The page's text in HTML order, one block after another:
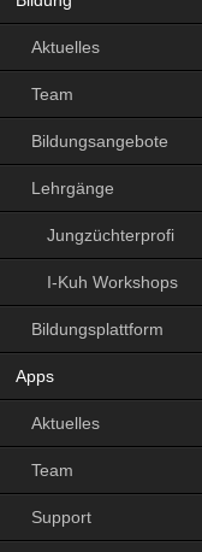
Aktuelles
Team
Bildungsangebote
Lehrgänge
Jungzüchterprofi
I-Kuh Workshops
Bildungsplattform
Apps
Aktuelles
Team
Support